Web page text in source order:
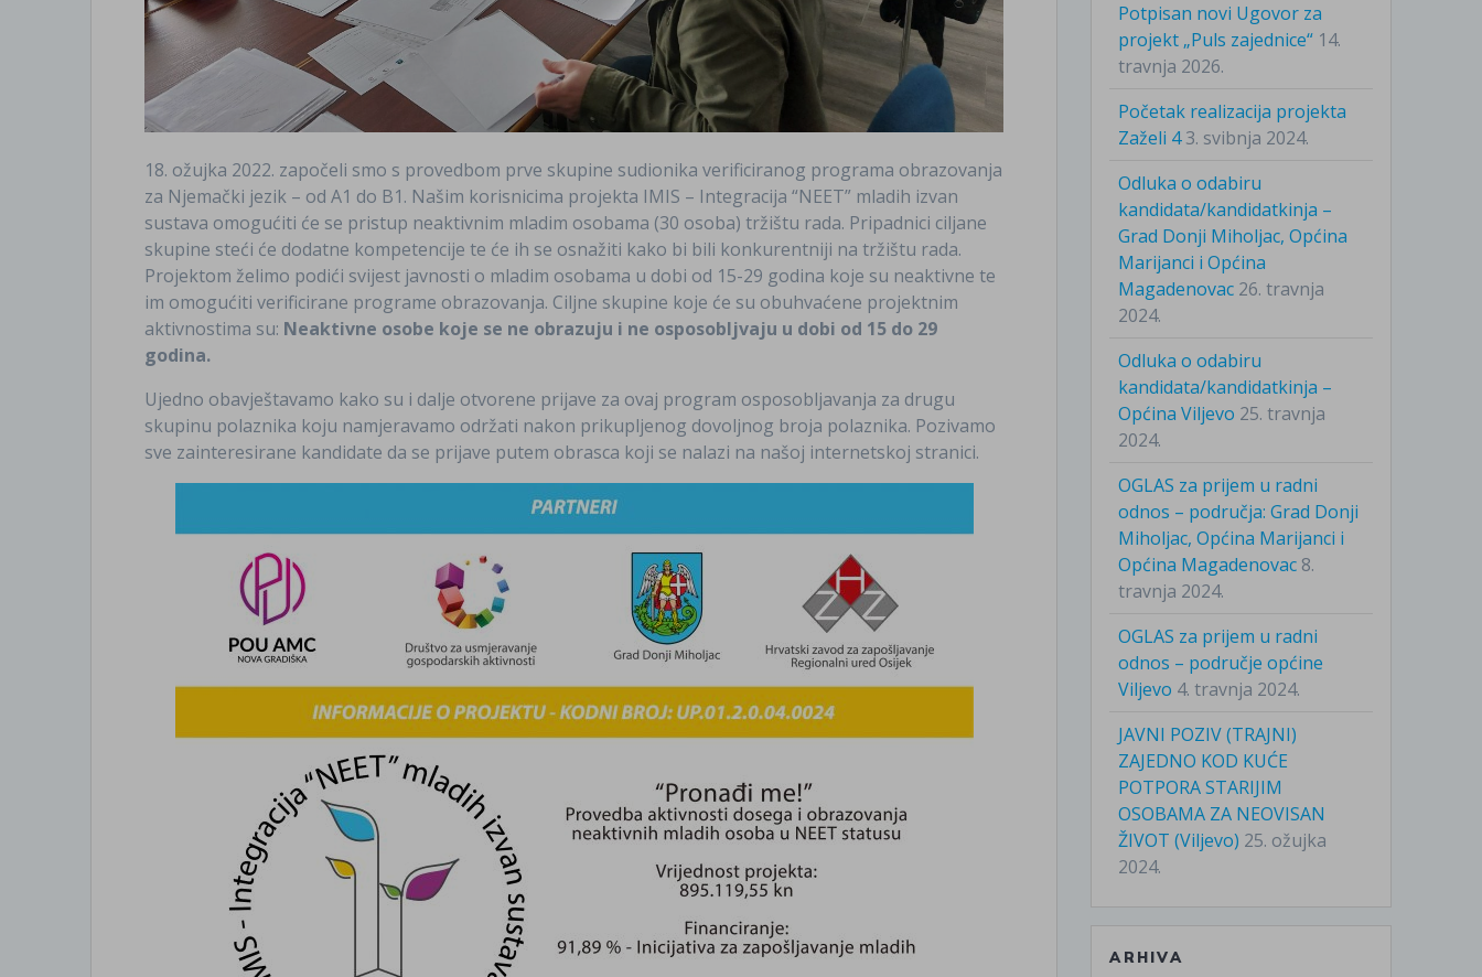
18. ožujka 2022. započeli smo s provedbom prve skupine sudionika verificiranog programa obrazovanja
za Njemački jezik – od A1 do B1. Našim korisnicima projekta IMIS – Integracija “NEET” mladih izvan
sustava omogućiti će se pristup neaktivnim mladim osobama (30 osoba) tržištu rada. Pripadnici ciljane
skupine steći će dodatne kompetencije te će ih se osnažiti kako bi bili konkurentniji na tržištu rada.
Projektom želimo podići svijest javnosti o mladim osobama u dobi od 15-29 godina koje su neaktivne te
im omogućiti verificirane programe obrazovanja. Ciljne skupine koje će su obuhvaćene projektnim
aktivnostima su: Neaktivne osobe koje se ne obrazuju i ne osposobljvaju u dobi od 15 do 29
godina.
Ujedno obavještavamo kako su i dalje otvorene prijave za ovaj program osposobljavanja za drugu
skupinu polaznika koju namjeravamo održati nakon prikupljenog dovoljnog broja polaznika. Pozivamo
sve zainteresirane kandidate da se prijave putem obrasca koji se nalazi na našoj internetskoj stranici.
Potpisan novi Ugovor za
projekt „Puls zajednice“ 14.
travnja 2026.
Početak realizacija projekta
Zaželi 4 3. svibnja 2024.
Odluka o odabiru
kandidata/kandidatkinja –
Grad Donji Miholjac, Općina
Marijanci i Općina
Magadenovac 26. travnja
2024.
Odluka o odabiru
kandidata/kandidatkinja –
Općina Viljevo 25. travnja
2024.
OGLAS za prijem u radni
odnos – područja: Grad Donji
Miholjac, Općina Marijanci i
Općina Magadenovac 8.
travnja 2024.
OGLAS za prijem u radni
odnos – područje općine
Viljevo 4. travnja 2024.
JAVNI POZIV (TRAJNI)
ZAJEDNO KOD KUĆE
POTPORA STARIJIM
OSOBAMA ZA NEOVISAN
ŽIVOT (Viljevo) 25. ožujka
2024.
ARHIVA